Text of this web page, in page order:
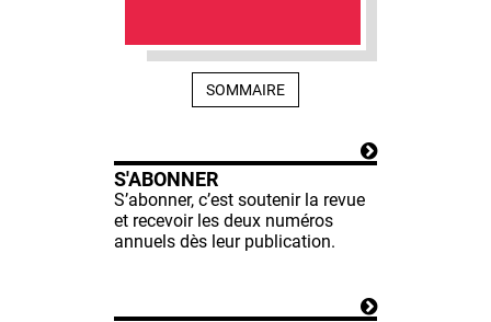
SOMMAIRE
S'ABONNER
S’abonner, c’est soutenir la revue
et recevoir les deux numéros
annuels dès leur publication.